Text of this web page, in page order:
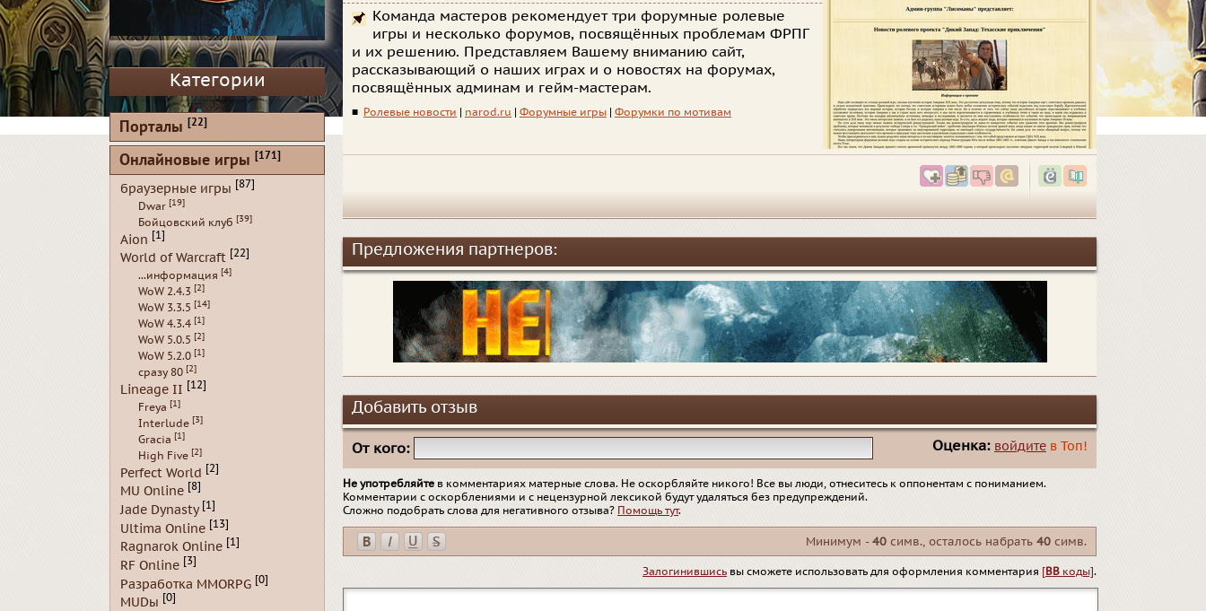
Команда мастеров рекомендует три форумные ролевые
игры и несколько форумов, посвящённых проблемам ФРПГ
и их решению. Представляем Вашему вниманию сайт,
рассказывающий о наших играх и о новостях на форумах,
посвящённых админам и гейм-мастерам.
■ Ролевые новости narod.ru Форумные игры Форумки по мотивам
Предложения партнеров:
Добавить отзыв
От кого: Оценка: войдите в Топ!
Не употребляйте в комментариях матерные слова. Не оскорбляйте никого! Все вы люди, отнеситесь к оппонентам с пониманием.
Комментарии с оскорблениями и с нецензурной лексикой будут удаляться без предупреждений.
Сложно подобрать слова для негативного отзыва? Помощь тут.
Минимум -40 симв., осталось набрать 40 симв.
Залогинившись вы сможете использовать для оформления комментария [BB коды].
Категории
Порталы [22]
Онлайновые игры [171]
браузерные игры [87]
Dwar [19]
Бойцовский клуб [39]
Aion [1]
World of Warcraft [22]
...информация [4]
WoW 2.4.3 [2]
WoW 3.3.5 [14]
WoW 4.3.4 [1]
WoW 5.0.5 [2]
WoW 5.2.0 [1]
сразу 80 [2]
Lineage II [12]
Freya [1]
Interlude [3]
Gracia [1]
High Five [2]
Perfect World [2]
MU Online [8]
Jade Dynasty [1]
Ultima Online [13]
Ragnarok Online [1]
RF Online [3]
Разработка MMORPG [0]
MUDы [0]